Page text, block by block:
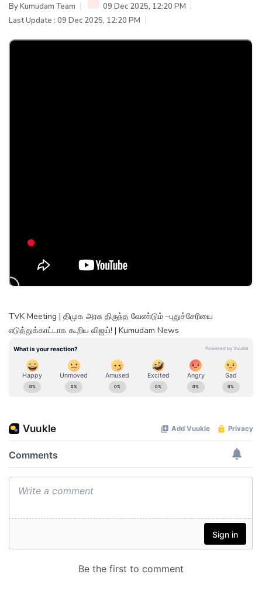
ByKumudam Team
09 Dec 2025, 12:20 PM
Last Update : 09 Dec 2025, 12:20 PM
TVK Meeting | திமுக அரசு திருந்த வேண்டும் –புதுச்சேரியை
எடுத்துக்காட்டாக கூறிய விஜய்! | Kumudam News